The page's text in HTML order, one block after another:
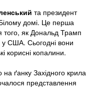
та президент
домі. Це перша
того, як Дональд Трамп
у США. Сьогодні вони
корисні копалини.
ґанку Західного крила
представлення